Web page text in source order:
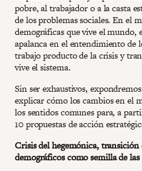
pobre, al trabajador o a la casta
de los problemas sociales. En el
demográficas que vive el mundo,
apalanca en el entendimiento de
trabajo producto de la crisis y
vive el sistema.
Sin ser exhaustivos,
explicar cómo los cambios en el
los sentidos comunes para, a
10 propuestas de acción
Crisis del hegemónica, transición
demográficos como semilla de las